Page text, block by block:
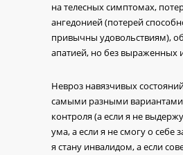
на телесных симптомах,
ангедонией (потерей
привычны удовольствиям),
апатией, но без выраженных
Невроз навязчивых
самыми разными
контроля (а если я не
ума, а если я не смогу о себе
я стану инвалидом, а если